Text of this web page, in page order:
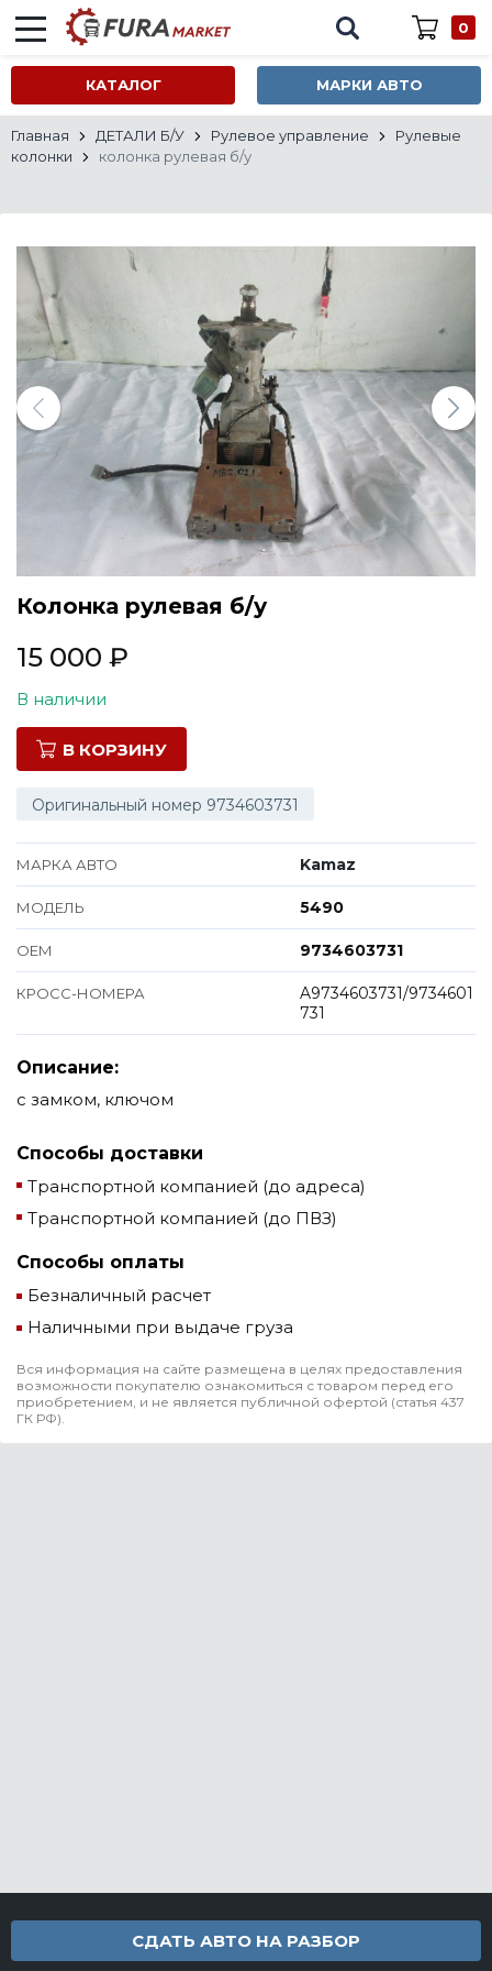
0
КАТАЛОГ МАРКИ АВТО
Все марки
Главная ДЕТАЛИ Б/У Рулевое управление
Рулевые
колонки
колонка рулевая б/у
Колонка рулевая б/у
15 000 ₽
В наличии
В КОРЗИНУ
Оригинальный номер 9734603731
МАРКА АВТО Kamaz
МОДЕЛЬ 5490
ОЕМ 9734603731
КРОСС-НОМЕРА
A9734603731/9734601
731
Описание:
с замком, ключом
Способы доставки
Транспортной компанией (до адреса)
Транспортной компанией (до ПВЗ)
Способы оплаты
Безналичный расчет
Наличными при выдаче груза
Вся информация на сайте размещена в целях предоставления
возможности покупателю ознакомиться с товаром перед его
приобретением, и не является публичной офертой (статья 437
ГК РФ).
СДАТЬ АВТО НА РАЗБОР